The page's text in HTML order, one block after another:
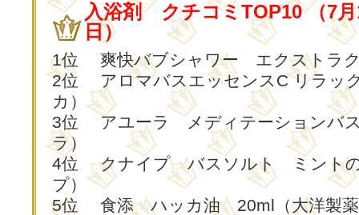
入浴剤 クチコミTOP10 （7月
日）
1位 爽快バブシャワー エクストラク
2位 アロマバスエッセンスC リラッ
カ）
3位 アユーラ メディテーションバ
ラ）
4位 クナイプ バスソルト ミントの
プ）
5位 食添 ハッカ油 20ml（大洋製